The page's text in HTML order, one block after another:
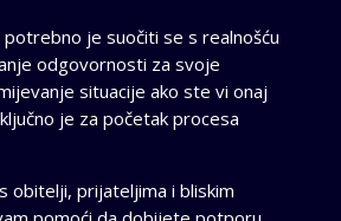
potrebno je suočiti se s realnošću
odgovornosti za svoje
situacije ako ste vi onaj
je za početak procesa
obitelji, prijateljima i bliskim